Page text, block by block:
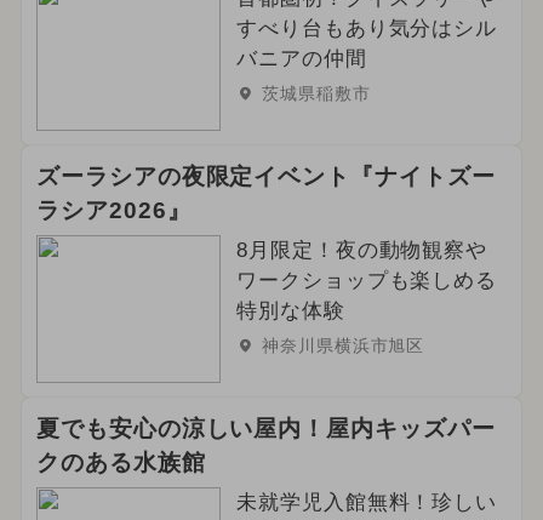
すべり台もあり気分はシル
バニアの仲間
茨城県稲敷市
ズーラシアの夜限定イベント『ナイトズー
ラシア2026』
8月限定！夜の動物観察や
ワークショップも楽しめる
特別な体験
神奈川県横浜市旭区
夏でも安心の涼しい屋内！屋内キッズパー
クのある水族館
未就学児入館無料！珍しい